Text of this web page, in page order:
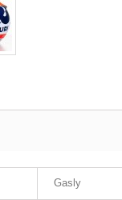
Gasly